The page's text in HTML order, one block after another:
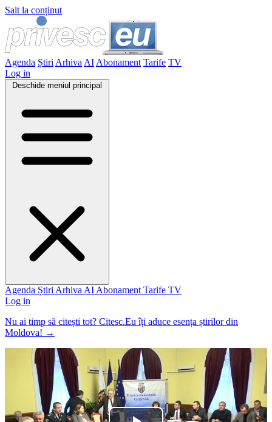
Salt la conținut
Agenda Știri Arhiva AI Abonament Tarife TV
Log in
Deschide meniul principal
Agenda Știri Arhiva AI Abonament Tarife TV
Log in
Nu ai timp să citești tot? Citesc.Eu îți aduce esența știrilor din
Moldova! →